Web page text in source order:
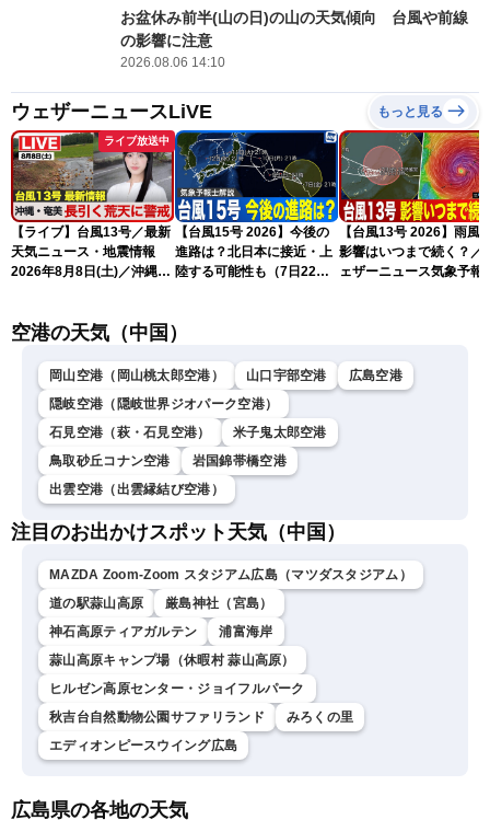
お盆休み前半(山の日)の山の天気傾向 台風や前線
の影響に注意
2026.08.06 14:10
ウェザーニュースLiVE もっと見る
ライブ放送中
【ライブ】台風13号／最新
天気ニュース・地震情報
2026年8月8日(土)／沖縄・
〈ウェザーニュースLiVEモ
剛央〉
【台風15号 2026】今後の
進路は？北日本に接近・上
陸する可能性も（7日22時
【台風13号 2026】雨風
影響はいつまで続く？／
ェザーニュース気象予報
空港の天気（中国）
岡山空港（岡山桃太郎空港） 山口宇部空港
広島空港
隠岐空港（隠岐世界ジオパーク空港）
石見空港（萩・石見空港）
米子鬼太郎空港
鳥取砂丘コナン空港
岩国錦帯橋空港
出雲空港（出雲縁結び空港）
注目のお出かけスポット天気（中国）
MAZDA Zoom-Zoom スタジアム広島（マツダスタジアム）
道の駅蒜山高原
厳島神社（宮島）
神石高原ティアガルテン
浦富海岸
蒜山高原キャンプ場（休暇村 蒜山高原）
ヒルゼン高原センター・ジョイフルパーク
秋吉台自然動物公園サファリランド
みろくの里
エディオンピースウイング広島
広島県の各地の天気